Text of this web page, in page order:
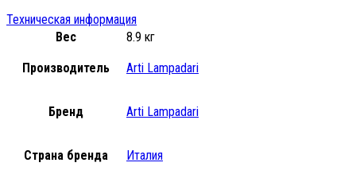
Техническая информация
Вес
8.9 кг
Производитель Arti Lampadari
Бренд Arti Lampadari
Страна бренда Италия